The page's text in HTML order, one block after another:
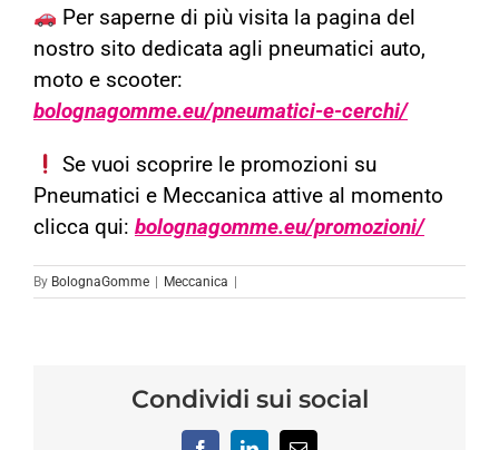
Per saperne di più visita la pagina del
nostro sito dedicata agli pneumatici auto,
moto e scooter:
bolognagomme.eu/pneumatici-e-cerchi/
Se vuoi scoprire le promozioni su
Pneumatici e Meccanica attive al momento
clicca qui: bolognagomme.eu/promozioni/
By BolognaGomme Meccanica
Condividi sui social